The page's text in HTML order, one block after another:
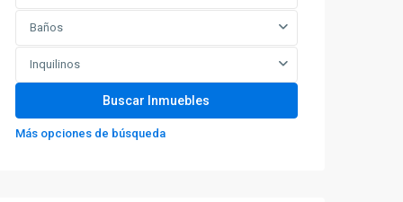
Baños
Inquilinos
Más opciones de búsqueda